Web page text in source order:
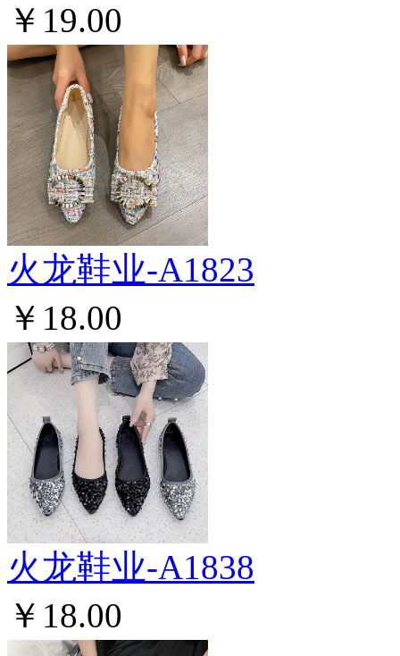
￥19.00
火龙鞋业-A1823
￥18.00
火龙鞋业-A1838
￥18.00